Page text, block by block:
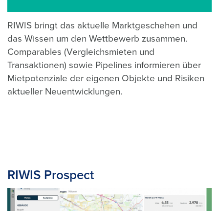
RIWIS bringt das aktuelle Marktgeschehen und
das Wissen um den Wettbewerb zusammen.
Comparables (Vergleichsmieten und
Transaktionen) sowie Pipelines informieren über
Mietpotenziale der eigenen Objekte und Risiken
aktueller Neuentwicklungen.
RIWIS Prospect